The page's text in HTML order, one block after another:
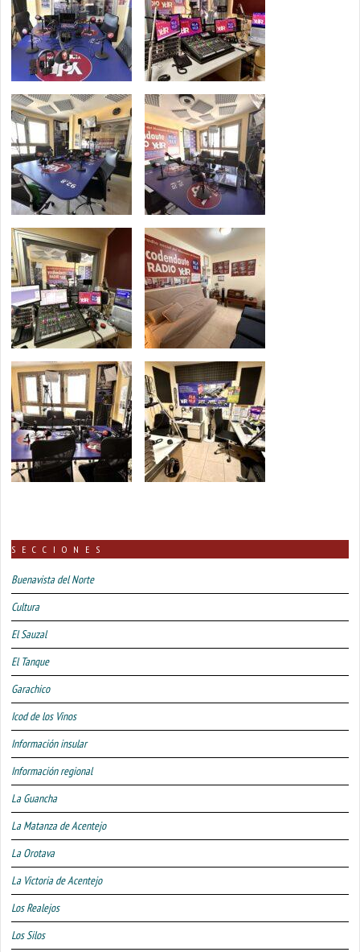
SECCIONES
Buenavista del Norte
Cultura
El Sauzal
El Tanque
Garachico
Icod de los Vinos
Información insular
Información regional
La Guancha
La Matanza de Acentejo
La Orotava
La Victoria de Acentejo
Los Realejos
Los Silos